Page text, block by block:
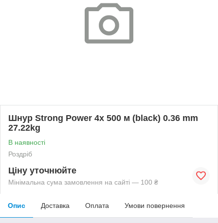
Шнур Strong Power 4x 500 м (black) 0.36 mm
27.22kg
В наявності
Роздріб
Ціну уточнюйте
Мінімальна сума замовлення на сайті — 100 ₴
Опис Доставка Оплата Умови повернення